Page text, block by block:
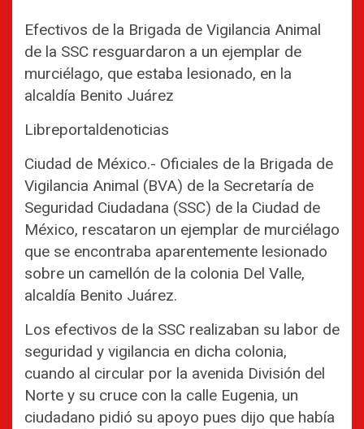
Efectivos de la Brigada de Vigilancia Animal
de la SSC resguardaron a un ejemplar de
murciélago, que estaba lesionado, en la
alcaldía Benito Juárez
Libreportaldenoticias
Ciudad de México.- Oficiales de la Brigada de
Vigilancia Animal (BVA) de la Secretaría de
Seguridad Ciudadana (SSC) de la Ciudad de
México, rescataron un ejemplar de murciélago
que se encontraba aparentemente lesionado
sobre un camellón de la colonia Del Valle,
alcaldía Benito Juárez.
Los efectivos de la SSC realizaban su labor de
seguridad y vigilancia en dicha colonia,
cuando al circular por la avenida División del
Norte y su cruce con la calle Eugenia, un
ciudadano pidió su apoyo pues dijo que había